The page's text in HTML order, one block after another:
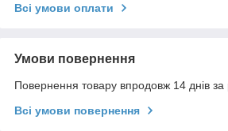
Всі умови оплати
Умови повернення
Повернення товару впродовж 14 днів за
Всі умови повернення